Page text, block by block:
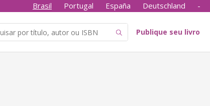
Brasil Portugal España Deutschland -
Publique seu livro